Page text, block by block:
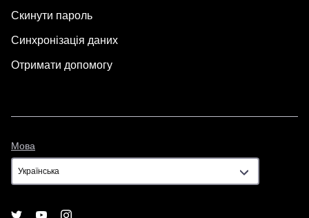
Скинути пароль
Синхронізація даних
Отримати допомогу
Мова